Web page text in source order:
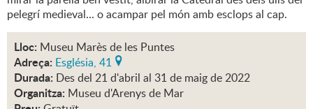
pelegrí medieval... o acampar pel món amb esclops al cap.
Lloc: Museu Marès de les Puntes
Adreça: Església, 41
Durada: Des del 21 d'abril al 31 de maig de 2022
Organitza: Museu d'Arenys de Mar